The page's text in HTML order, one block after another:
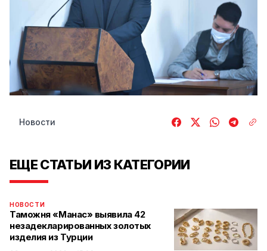
Новости
ЕЩЕ СТАТЬИ ИЗ КАТЕГОРИИ
НОВОСТИ
Таможня «Манас» выявила 42
незадекларированных золотых
изделия из Турции